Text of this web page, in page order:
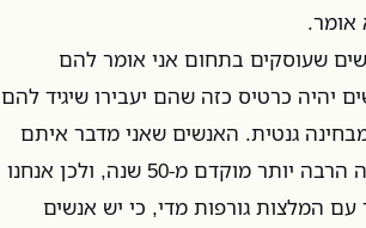
אומר.
שעוסקים בתחום אני אומר להם
לאנשים יהיה כרטיס כזה שהם יעבירו שיגיד להם
גנטית. האנשים שאני מדבר איתם
מסבירים לי שזה יהיה הרבה יותר מוקדם מ-50 שנה, ולכן אנחנו
עם המלצות גורפות מדי, כי יש אנשים